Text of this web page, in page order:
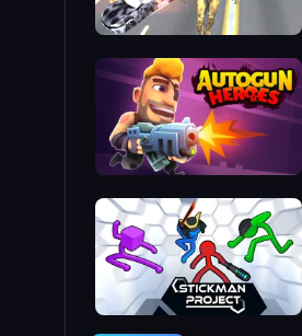
Super Crime Steel War Hero
Autogun Heroes
Stickman Project